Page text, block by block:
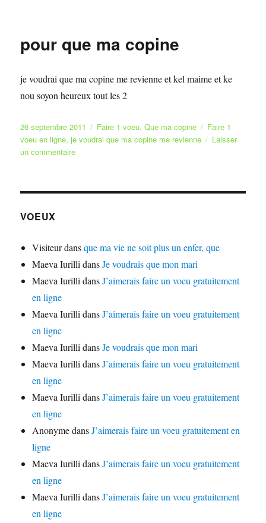
pour que ma copine
je voudrai que ma copine me revienne et kel maime et ke
nou soyon heureux tout les 2
Publié
le
26 septembre 2011 Catégories
Faire 1 voeu,Que ma copine Étiquettes
Faire 1
voeu en ligne,je voudrai que ma copine me revienne
Laisser
un commentairesur
ma
VOEUX
Visiteurdansque ma vie ne soit plus un enfer, que
Maeva Iurilli dansJe voudrais que mon mari
Maeva Iurilli dansJ’aimerais faire un voeu gratuitement
en ligne
Maeva Iurilli dansJ’aimerais faire un voeu gratuitement
en ligne
Maeva Iurilli dansJe voudrais que mon mari
Maeva Iurilli dansJ’aimerais faire un voeu gratuitement
en ligne
Maeva Iurilli dansJ’aimerais faire un voeu gratuitement
en ligne
AnonymedansJ’aimerais faire un voeu gratuitement en
ligne
Maeva Iurilli dansJ’aimerais faire un voeu gratuitement
en ligne
Maeva Iurilli dansJ’aimerais faire un voeu gratuitement
en ligne